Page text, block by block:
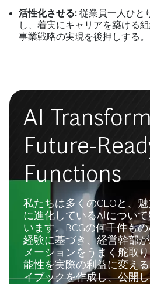
活性化させる: 従業員一人ひと
し、着実にキャリアを築ける
事業戦略の実現を後押しする。
AI
Future-
Functions
私たちは多くのCEOと、
に進化しているAIについ
います。BCGの何千件も
経験に基づき、経営幹部
メーションをうまく舵取
能性を実際の利益に変え
イブックを作成し、公開